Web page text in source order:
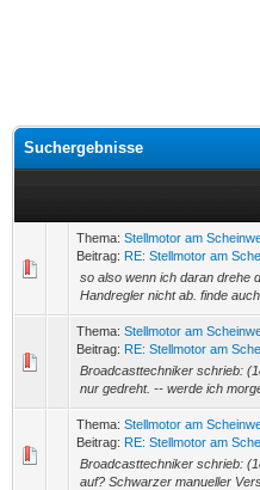
Suchergebnisse
Thema: Stellmotor am
Beitrag: RE: Stellmotor am
so also wenn ich daran drehe
Handregler nicht ab. finde
Thema: Stellmotor am
Beitrag: RE: Stellmotor am
Broadcasttechniker schrieb:
nur gedreht. -- werde ich
Thema: Stellmotor am
Beitrag: RE: Stellmotor am
Broadcasttechniker schrieb:
auf? Schwarzer manueller